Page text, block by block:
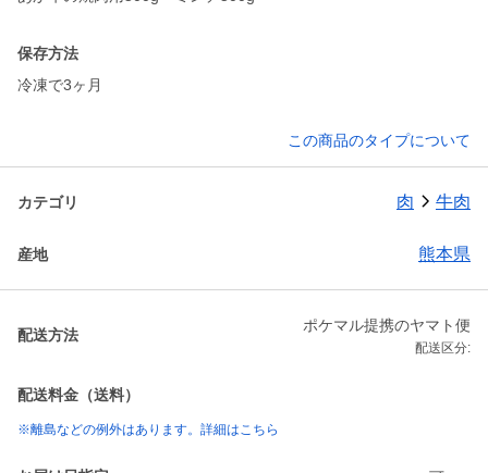
保存方法
冷凍で3ヶ月
この商品のタイプについて
カテゴリ 肉 牛肉
産地 熊本県
配送方法
ポケマル提携のヤマト便
配送区分:
配送料金（送料）
※離島などの例外はあります。詳細はこちら